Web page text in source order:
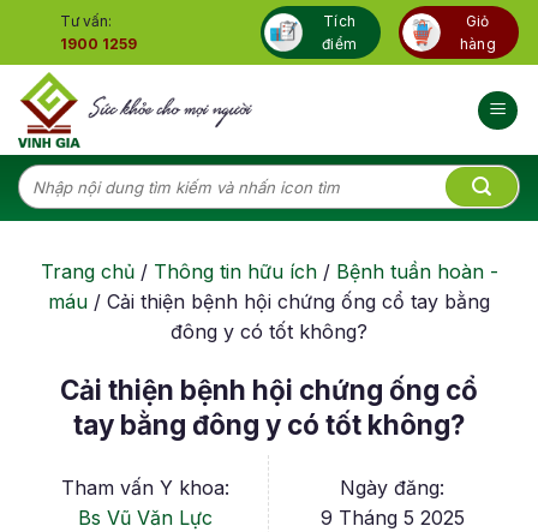
content
Tư vấn:
1900 1259
Tích
điểm
Giỏ
hàng
Tìm
kiếm:
Trang chủ/ Thông tin hữu ích/ Bệnh tuần hoàn -
máu / Cải thiện bệnh hội chứng ống cổ tay bằng
đông y có tốt không?
Cải thiện bệnh hội chứng ống cổ
tay bằng đông y có tốt không?
Tham vấn Y khoa:
Bs Vũ Văn Lực
Ngày đăng:
9 Tháng 5 2025